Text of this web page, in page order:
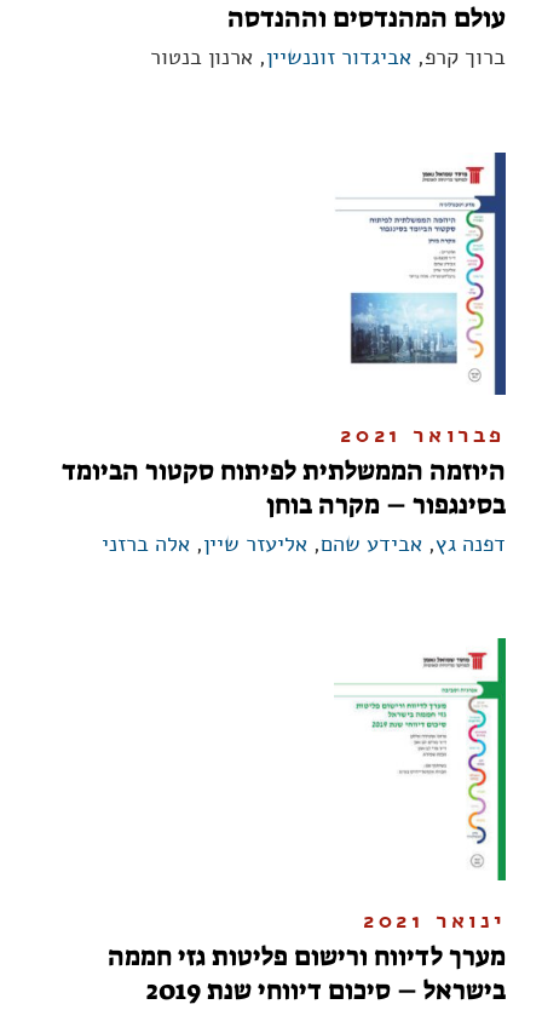
עולם המהנדסים וההנדסה
ברוך קרפ, אביגדור זוננשיין, ארנון בנטור
פברואר 2021
היוזמה הממשלתית לפיתוח סקטור הביומד
בסינגפור – מקרה בוחן
דפנה גץ, אבידע שהם, אליעזר שיין, אלה ברזני
ינואר 2021
מערך לדיווח ורישום פליטות גזי חממה
בישראל – סיכום דיווחי שנת 2019